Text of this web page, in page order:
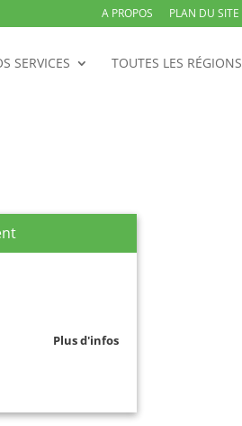
A PROPOS PLAN DU SITE
SERVICES TOUTES LES RÉGIONS
Plus d'infos